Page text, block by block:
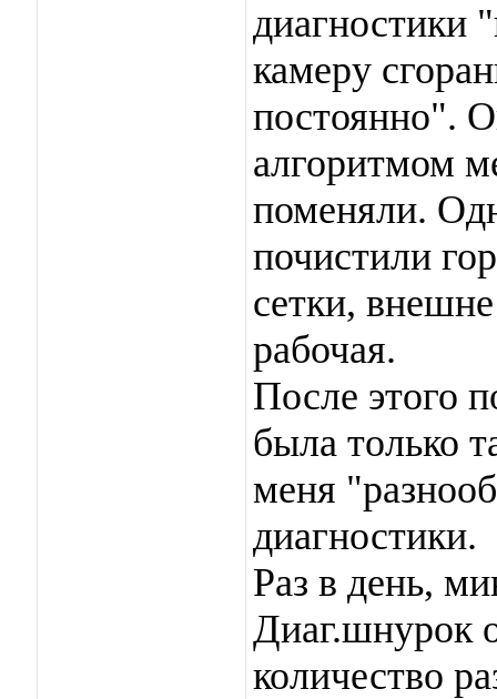
диагностики
камеру
постоянно".
алгоритмом
поменяли.
почистили
сетки,
рабочая.
После этого
была только
меня
диагностики.
Раз в день,
Диаг.шнурок
количество